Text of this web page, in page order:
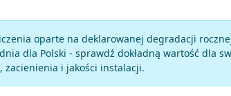
oparte na deklarowanej degradacji
dla Polski - sprawdź dokładną wartość dla
zacienienia i jakości instalacji.